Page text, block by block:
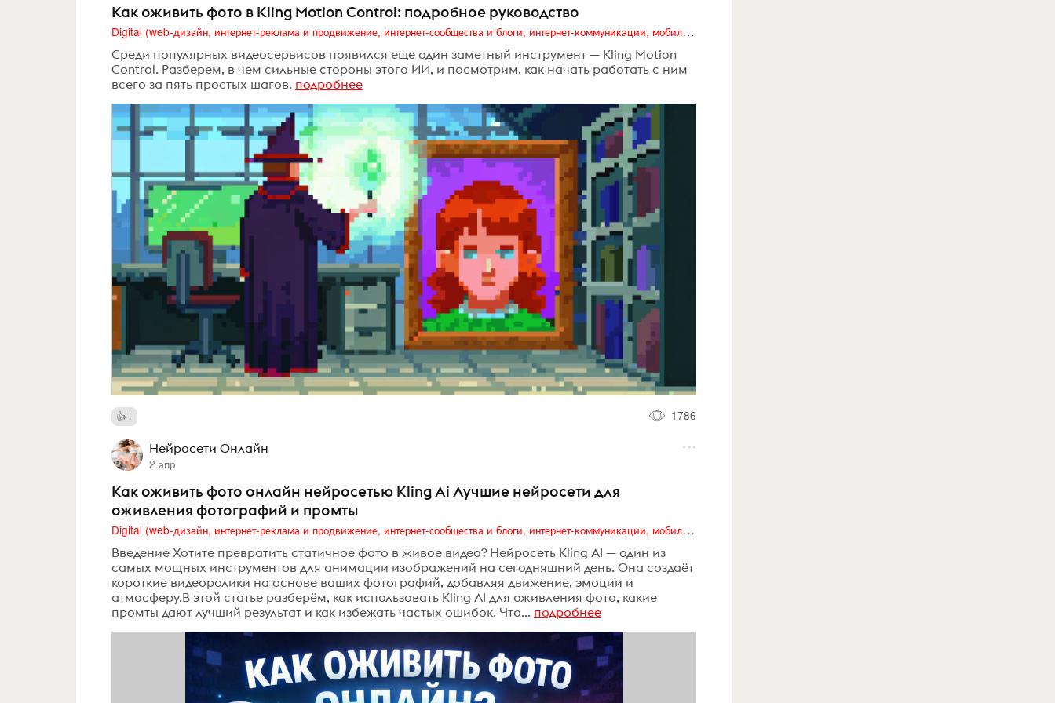
Как оживить фото в Kling Motion Control: подробное руководство
Digital (web-дизайн, интернет-реклама и продвижение, интернет-сообщества и блоги, интернет-коммуникации, мобильный маркетинг, реклама на цифровых экранах)
Среди популярных видеосервисов появился еще один заметный инструмент — Kling Motion
Control. Разберем, в чем сильные стороны этого ИИ, и посмотрим, как начать работать с ним
всего за пять простых шагов. подробнее
1 1786
Нейросети Онлайн
2 апр
Как оживить фото онлайн нейросетью Kling Ai Лучшие нейросети для
оживления фотографий и промты
Digital (web-дизайн, интернет-реклама и продвижение, интернет-сообщества и блоги, интернет-коммуникации, мобильный маркетинг, реклама на цифровых экранах)
Введение Хотите превратить статичное фото в живое видео? Нейросеть Kling AI — один из
самых мощных инструментов для анимации изображений на сегодняшний день. Она создаёт
короткие видеоролики на основе ваших фотографий, добавляя движение, эмоции и
атмосферу.В этой статье разберём, как использовать Kling AI для оживления фото, какие
промты дают лучший результат и как избежать частых ошибок. Что... подробнее